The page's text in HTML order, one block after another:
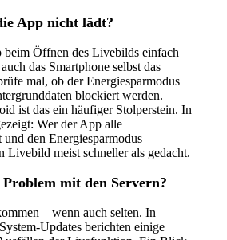
App nicht lädt?
Öffnen des Livebilds einfach
das Smartphone selbst das
mal, ob der Energiesparmodus
blockiert werden.
ist das ein häufiger Stolperstein. In
Wer der App alle
den Energiesparmodus
Livebild meist schneller als gedacht.
mit den Servern?
– wenn auch selten. In
Updates berichten einige